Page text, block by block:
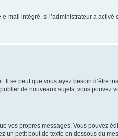
intégré, si l’administrateur a activé
se peut que vous ayez besoin d’être
de nouveaux sujets, vous pouvez
vos propres messages. Vous pouvez
petit bout de texte en dessous du